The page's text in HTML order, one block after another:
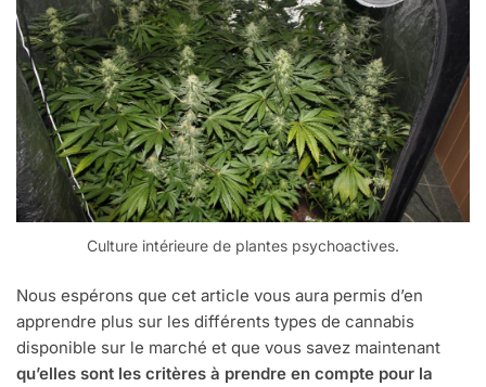
Culture intérieure de plantes psychoactives.
Nous espérons que cet article vous aura permis d’en
apprendre plus sur les différents types de cannabis
disponible sur le marché et que vous savez maintenant
qu’elles sont les critères à prendre en compte pour la